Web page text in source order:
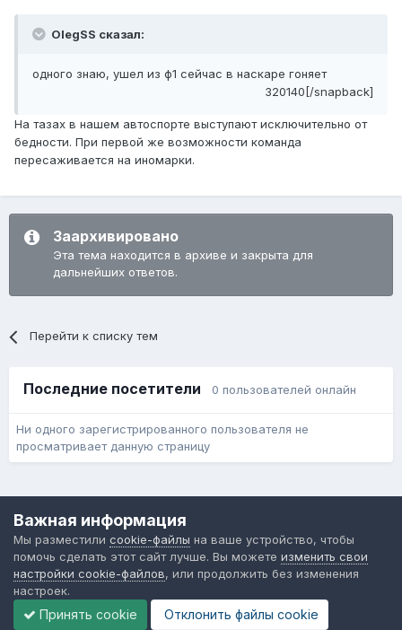
OlegSS сказал:
одного знаю, ушел из ф1 сейчас в наскаре гоняет
320140[/snapback]
На тазах в нашем автоспорте выступают исключительно от
бедности. При первой же возможности команда
пересаживается на иномарки.
Заархивировано
Эта тема находится в архиве и закрыта для
дальнейших ответов.
Перейти к списку тем
Последние посетители 0 пользователей онлайн
Ни одного зарегистрированного пользователя не
просматривает данную страницу
Форум общественного транспорта
Powered by Invision Community
Важная информация
Мы разместили cookie-файлы на ваше устройство, чтобы
помочь сделать этот сайт лучше. Вы можете изменить свои
настройки cookie-файлов, или продолжить без изменения
настроек.
Принять cookie Отклонить файлы сookie